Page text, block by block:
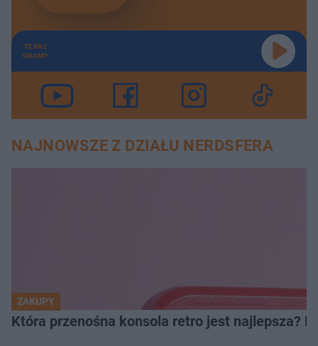
TERAZ
GRAMY
NAJNOWSZE Z DZIAŁU NERDSFERA
ZAKUPY
Która przenośna konsola retro jest najlepsza?